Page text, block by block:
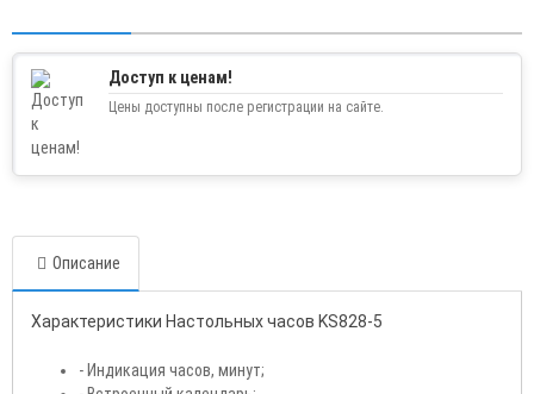
Доступ к ценам!
Цены доступны после регистрации на сайте.
Описание
Характеристики Настольных часов KS828-5
- Индикация часов, минут;